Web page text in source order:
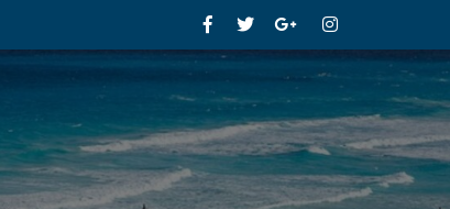
FacebookTwitterGoogle+Instagram